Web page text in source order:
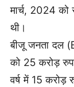
मार्च, 2024 को
थी।
बीजू जनता दल
को 25 करोड़
वर्ष में 15 करोड़